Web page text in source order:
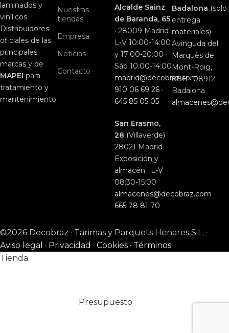
laminados y
vinílicos.
Distribuidores
oficiales de las
principales
marcas y de
MAPEI para
tratamiento y
mantenimiento.
Nuestras
tiendas
Empresa
Noticias
Contacto
Alcalde Sainz
de Baranda, 65
· 28009 Madrid
L-V 10:00-14:00
y 17:00-20:00 ·
Sáb 10:00-14:00
madrid@decobraz.com
910 06 69 26 ·
645 85 05 05
San Erasmo,
28 (Villaverde) ·
28021 Madrid
Exposición y
almacén · L-V
08:30-15:00
almacenes@decobraz.com
665 78 81 70
Badalona (solo
entrega
materiales)
Avinguda del
Marquès de
Mont-Roig,
88B · 08912
Badalona
©2026 Decobraz · Tarimas y Parquets Henares S.L. ·
Aviso legal · Privacidad · Cookies · Términos
Tienda
Presupuesto